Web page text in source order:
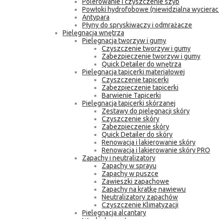
Powłoki hydrofobowe (niewidzialna
Antypara
Płyny do spryskiwaczy i odmrażacze
Pielęgnacja wnętrza
Pielęgnacja tworzyw i gumy
Czyszczenie tworzyw i gumy
Zabezpieczenie tworzyw i gumy
Quick Detailer do wnętrza
Pielęgnacja tapicerki materiałowej
Czyszczenie tapicerki
Zabezpieczenie tapicerki
Barwienie Tapicerki
Pielęgnacja tapicerki skórzanej
Zestawy do pielęgnacji skóry
Czyszczenie skóry
Zabezpieczenie skóry
Quick Detailer do skóry
Renowacja i lakierowanie skóry
Renowacja i lakierowanie skóry PRO
Zapachy i neutralizatory
Zapachy w sprayu
Zapachy w puszce
Zawieszki zapachowe
Zapachy na kratkę nawiewu
Neutralizatory zapachów
Czyszczenie Klimatyzacji
Pielęgnacja alcantary